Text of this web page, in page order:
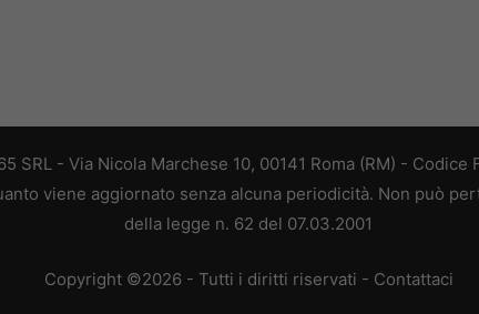
SRL - Via Nicola Marchese 10, 00141 Roma (RM) - Codice
viene aggiornato senza alcuna periodicità. Non può
della legge n. 62 del 07.03.2001
Copyright ©2026 - Tutti i diritti riservati - Contattaci